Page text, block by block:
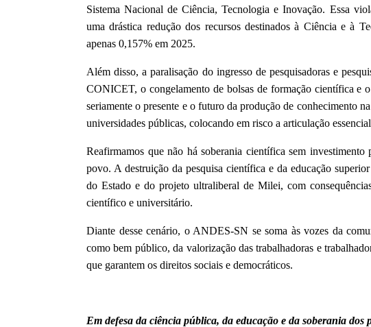
Sistema Nacional de Ciência, Tecnologia e Inovação. Essa
uma drástica redução dos recursos destinados à Ciência e à
apenas 0,157% em 2025.
Além disso, a paralisação do ingresso de pesquisadoras e
CONICET, o congelamento de bolsas de formação científica e
seriamente o presente e o futuro da produção de conhecimento
universidades públicas, colocando em risco a articulação
Reafirmamos que não há soberania científica sem
povo. A destruição da pesquisa científica e da educação
do Estado e do projeto ultraliberal de Milei, com
científico e universitário.
Diante desse cenário, o ANDES-SN se soma às vozes da
como bem público, da valorização das trabalhadoras e
que garantem os direitos sociais e democráticos.
Em defesa da ciência pública, da educação e da soberania dos